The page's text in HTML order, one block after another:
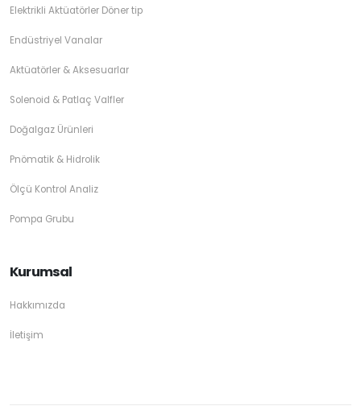
Elektrikli Aktüatörler Döner tip
Endüstriyel Vanalar
Aktüatörler & Aksesuarlar
Solenoid & Patlaç Valfler
Doğalgaz Ürünleri
Pnömatik & Hidrolik
Ölçü Kontrol Analiz
Pompa Grubu
Kurumsal
Hakkımızda
İletişim